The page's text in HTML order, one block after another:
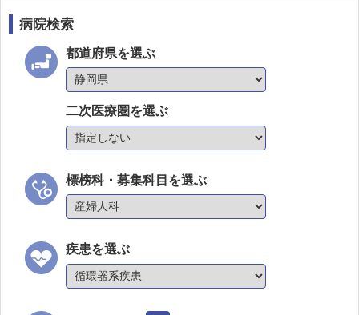
病院検索
都道府県を選ぶ
二次医療圏を選ぶ
標榜科・募集科目を選ぶ
疾患を選ぶ